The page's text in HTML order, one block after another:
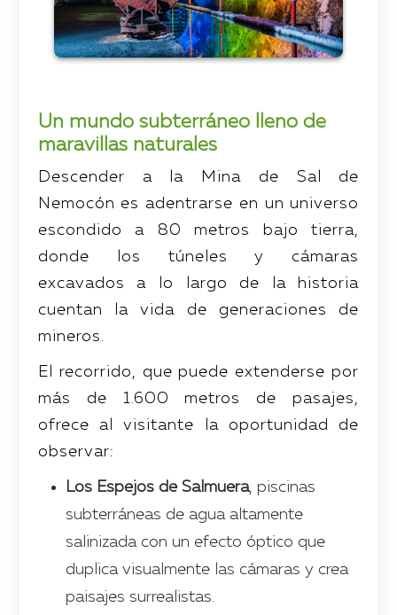
Un mundo subterráneo lleno de
maravillas naturales
Descender a la Mina de Sal de
Nemocón es adentrarse en un universo
escondido a 80 metros bajo tierra,
donde los túneles y cámaras
excavados a lo largo de la historia
cuentan la vida de generaciones de
mineros.
El recorrido, que puede extenderse por
más de 1.600 metros de pasajes,
ofrece al visitante la oportunidad de
observar:
Los Espejos de Salmuera, piscinas
subterráneas de agua altamente
salinizada con un efecto óptico que
duplica visualmente las cámaras y crea
paisajes surrealistas.